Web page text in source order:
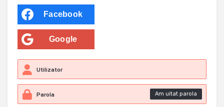
Facebook
Google
Am uitat parola